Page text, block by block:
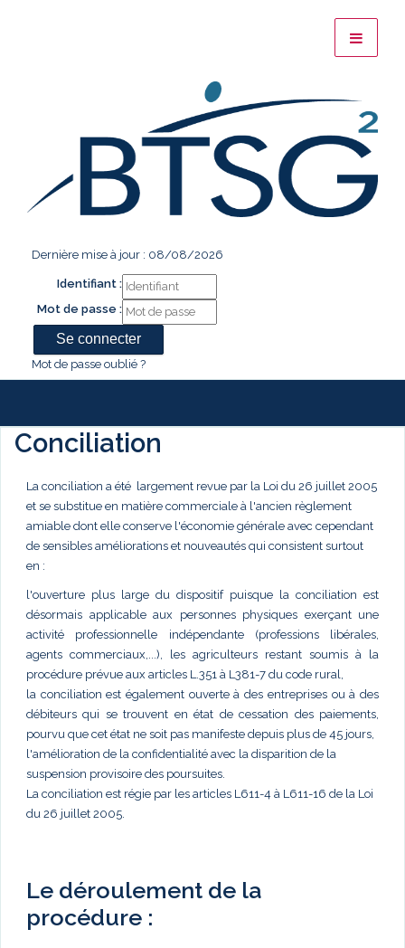
Dernière mise à jour : 08/08/2026
Identifiant :
Mot de passe :
Mot de passe oublié ?
Conciliation
La conciliation a été largement revue par la Loi du 26 juillet 2005
et se substitue en matière commerciale à l'ancien règlement
amiable dont elle conserve l'économie générale avec cependant
de sensibles améliorations et nouveautés qui consistent surtout
en :
l'ouverture plus large du dispositif puisque la conciliation est
désormais applicable aux personnes physiques exerçant une
activité professionnelle indépendante (professions libérales,
agents commerciaux,...), les agriculteurs restant soumis à la
procédure prévue aux articles L.351 à L381-7 du code rural,
la conciliation est également ouverte à des entreprises ou à des
débiteurs qui se trouvent en état de cessation des paiements,
pourvu que cet état ne soit pas manifeste depuis plus de 45 jours,
l'amélioration de la confidentialité avec la disparition de la
suspension provisoire des poursuites.
La conciliation est régie par les articles L611-4 à L611-16 de la Loi
du 26 juillet 2005.
Le déroulement de la
procédure :